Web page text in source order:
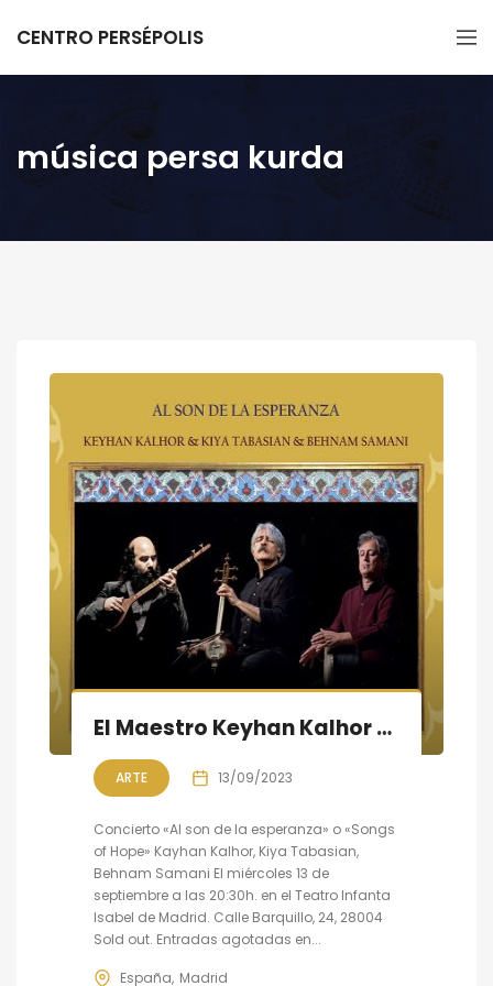
CENTRO PERSÉPOLIS
música persa kurda
El Maestro Keyhan Kalhor en concierto en Madrid
ARTE 13/09/2023
Concierto «Al son de la esperanza» o «Songs
of Hope» Kayhan Kalhor, Kiya Tabasian,
Behnam Samani El miércoles 13 de
septiembre a las 20:30h. en el Teatro Infanta
Isabel de Madrid. Calle Barquillo, 24, 28004
Sold out. Entradas agotadas en...
España Madrid